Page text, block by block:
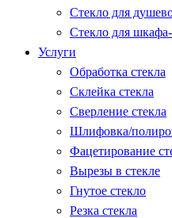
Стекло для
Стекло для
Услуги
Обработка стекла
Склейка стекла
Сверление стекла
Шлифовка/
Фацетирование
Вырезы в стекле
Гнутое стекло
Резка стекла